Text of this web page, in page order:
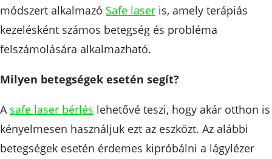
módszert alkalmazó Safe laser is, amely terápiás
kezelésként számos betegség és probléma
felszámolására alkalmazható.
Milyen betegségek esetén segít?
A safe laser bérlés lehetővé teszi, hogy akár otthon is
kényelmesen használjuk ezt az eszközt. Az alábbi
betegségek esetén érdemes kipróbálni a lágylézer